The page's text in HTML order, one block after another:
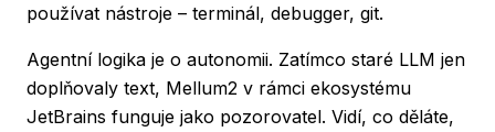
používat nástroje – terminál, debugger, git.
Agentní logika je o autonomii. Zatímco staré LLM jen
doplňovaly text, Mellum2 v rámci ekosystému
JetBrains funguje jako pozorovatel. Vidí, co děláte,